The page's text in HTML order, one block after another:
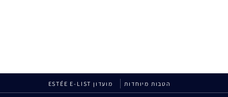
הטבות מיוחדות מועדון ESTÉE E-LIST